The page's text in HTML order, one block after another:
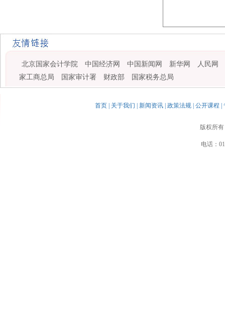
北京国家会计学院 中国经济网 中国新闻网 新华网
人民网
家工商总局
国家审计署 财政部 国家税务总局
首页 关于我们 新闻资讯 政策法规 公开课程
版权所
电话：